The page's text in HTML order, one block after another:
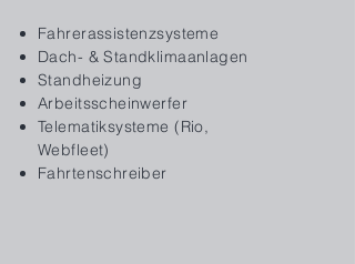
Fahrerassistenzsysteme
Dach- & Standklimaanlagen
Standheizung
Arbeitsscheinwerfer
Telematiksysteme (Rio,
Webfleet)
Fahrtenschreiber